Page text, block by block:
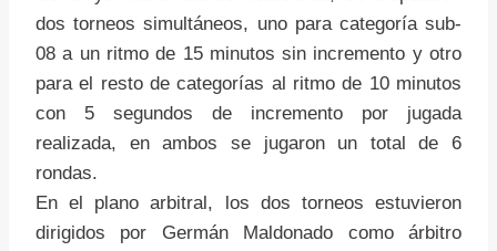
dos torneos simultáneos, uno para categoría sub-
08 a un ritmo de 15 minutos sin incremento y otro
para el resto de categorías al ritmo de 10 minutos
con 5 segundos de incremento por jugada
realizada, en ambos se jugaron un total de 6
rondas.
En el plano arbitral, los dos torneos estuvieron
dirigidos por Germán Maldonado como árbitro